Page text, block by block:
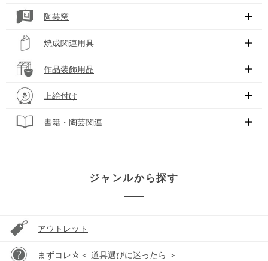
陶芸窯
焼成関連用具
作品装飾用品
上絵付け
書籍・陶芸関連
ジャンルから探す
アウトレット
まずコレ☆＜ 道具選びに迷ったら ＞